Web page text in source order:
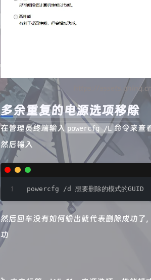
https://
多余重复的电源选项移除
在管理员终端输入 powercfg /L
命令来查
然后输入
powercfg /d 想要删除的模式的GUID
然后回车没有如何输出就代表删除成功了
功